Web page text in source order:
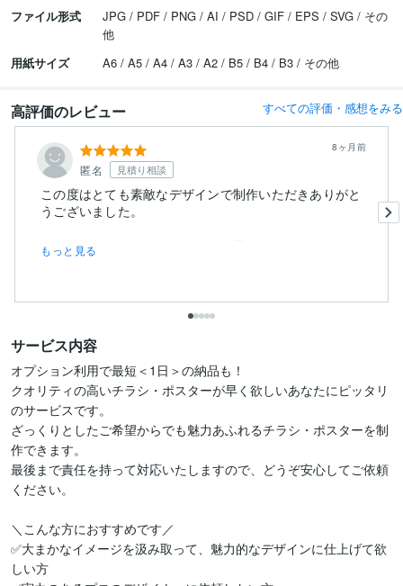
ファイル形式
JPG / PDF / PNG / AI / PSD / GIF / EPS / SVG / その
他
用紙サイズ
A6 / A5 / A4 / A3 / A2 / B5 / B4 / B3 / その他
高評価のレビュー すべての評価・感想をみる
匿名 見積り相談
8ヶ月前
この度はとても素敵なデザインで制作いただきありがと
うございました。
すごくタイトスケジュールな中お受けいただいたこと、
もっと見る
サービス内容
オプション利用で最短＜1日＞の納品も！
クオリティの高いチラシ・ポスターが早く欲しいあなたにピッタリ
のサービスです。
ざっくりとしたご希望からでも魅力あふれるチラシ・ポスターを制
作できます。
最後まで責任を持って対応いたしますので、どうぞ安心してご依頼
ください。
＼こんな方におすすめです／
✅大まかなイメージを汲み取って、魅力的なデザインに仕上げて欲
しい方